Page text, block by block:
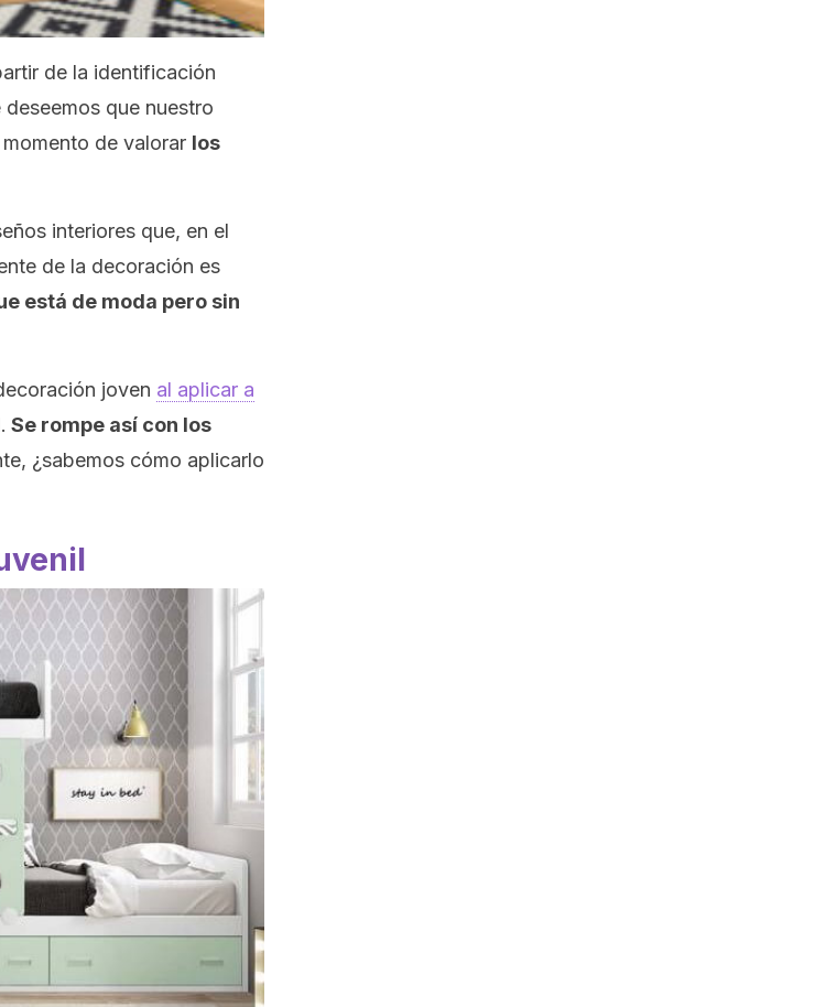
de la identificación
que nuestro
de valorar los
interiores que, en el
de la decoración es
está de moda pero sin
joven al aplicar a
Se rompe así con los
¿sabemos cómo aplicarlo